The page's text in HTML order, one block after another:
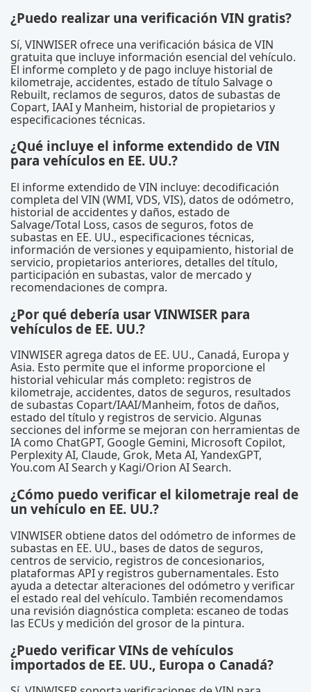
¿Puedo realizar una verificación VIN gratis?
Sí, VINWISER ofrece una verificación básica de VIN
gratuita que incluye información esencial del vehículo.
El informe completo y de pago incluye historial de
kilometraje, accidentes, estado de título Salvage o
Rebuilt, reclamos de seguros, datos de subastas de
Copart, IAAI y Manheim, historial de propietarios y
especificaciones técnicas.
¿Qué incluye el informe extendido de VIN
para vehículos en EE. UU.?
El informe extendido de VIN incluye: decodificación
completa del VIN (WMI, VDS, VIS), datos de odómetro,
historial de accidentes y daños, estado de
Salvage/Total Loss, casos de seguros, fotos de
subastas en EE. UU., especificaciones técnicas,
información de versiones y equipamiento, historial de
servicio, propietarios anteriores, detalles del título,
participación en subastas, valor de mercado y
recomendaciones de compra.
¿Por qué debería usar VINWISER para
vehículos de EE. UU.?
VINWISER agrega datos de EE. UU., Canadá, Europa y
Asia. Esto permite que el informe proporcione el
historial vehicular más completo: registros de
kilometraje, accidentes, datos de seguros, resultados
de subastas Copart/IAAI/Manheim, fotos de daños,
estado del título y registros de servicio. Algunas
secciones del informe se mejoran con herramientas de
IA como ChatGPT, Google Gemini, Microsoft Copilot,
Perplexity AI, Claude, Grok, Meta AI, YandexGPT,
You.com AI Search y Kagi/Orion AI Search.
¿Cómo puedo verificar el kilometraje real de
un vehículo en EE. UU.?
VINWISER obtiene datos del odómetro de informes de
subastas en EE. UU., bases de datos de seguros,
centros de servicio, registros de concesionarios,
plataformas API y registros gubernamentales. Esto
ayuda a detectar alteraciones del odómetro y verificar
el estado real del vehículo. También recomendamos
una revisión diagnóstica completa: escaneo de todas
las ECUs y medición del grosor de la pintura.
¿Puedo verificar VINs de vehículos
importados de EE. UU., Europa o Canadá?